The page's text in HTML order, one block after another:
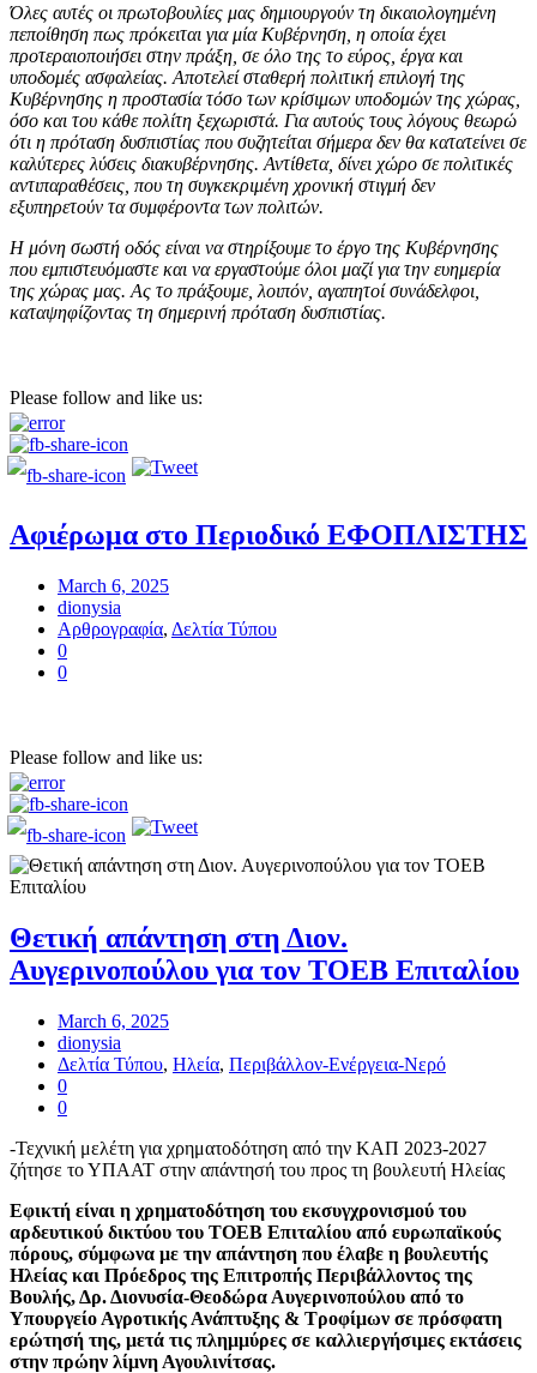
Όλες αυτές οι πρωτοβουλίες μας δημιουργούν τη δικαιολογημένη
πεποίθηση πως πρόκειται για μία Κυβέρνηση, η οποία έχει
προτεραιοποιήσει στην πράξη, σε όλο της το εύρος, έργα και
υποδομές ασφαλείας. Αποτελεί σταθερή πολιτική επιλογή της
Κυβέρνησης η προστασία τόσο των κρίσιμων υποδομών της χώρας,
όσο και του κάθε πολίτη ξεχωριστά. Για αυτούς τους λόγους θεωρώ
ότι η πρόταση δυσπιστίας που συζητείται σήμερα δεν θα κατατείνει σε
καλύτερες λύσεις διακυβέρνησης. Αντίθετα, δίνει χώρο σε πολιτικές
αντιπαραθέσεις, που τη συγκεκριμένη χρονική στιγμή δεν
εξυπηρετούν τα συμφέροντα των πολιτών.
Η μόνη σωστή οδός είναι να στηρίξουμε το έργο της Κυβέρνησης
που εμπιστευόμαστε και να εργαστούμε όλοι μαζί για την ευημερία
της χώρας μας. Ας το πράξουμε, λοιπόν, αγαπητοί συνάδελφοι,
καταψηφίζοντας τη σημερινή πρόταση δυσπιστίας.
Please follow and like us:
Αφιέρωμα στο Περιοδικό ΕΦΟΠΛΙΣΤΗΣ
March 6, 2025
dionysia
Αρθρογραφία, Δελτία Τύπου
0
0
Please follow and like us:
Θετική απάντηση στη Διον.
Αυγερινοπούλου για τον ΤΟΕΒ Επιταλίου
March 6, 2025
dionysia
Δελτία Τύπου, Ηλεία, Περιβάλλον-Ενέργεια-Νερό
0
0
-Τεχνική μελέτη για χρηματοδότηση από την ΚΑΠ 2023-2027
ζήτησε το ΥΠΑΑΤ στην απάντησή του προς τη βουλευτή Ηλείας
Εφικτή είναι η χρηματοδότηση του εκσυγχρονισμού του
αρδευτικού δικτύου του ΤΟΕΒ Επιταλίου από ευρωπαϊκούς
πόρους, σύμφωνα με την απάντηση που έλαβε η βουλευτής
Ηλείας και Πρόεδρος της Επιτροπής Περιβάλλοντος της
Βουλής, Δρ. Διονυσία-Θεοδώρα Αυγερινοπούλου από το
Υπουργείο Αγροτικής Ανάπτυξης & Τροφίμων σε πρόσφατη
ερώτησή της, μετά τις πλημμύρες σε καλλιεργήσιμες εκτάσεις
στην πρώην λίμνη Αγουλινίτσας.